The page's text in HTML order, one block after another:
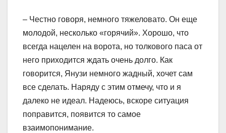
– Честно говоря, немного тяжеловато. Он еще
молодой, несколько «горячий». Хорошо, что
всегда нацелен на ворота, но толкового паса от
него приходится ждать очень долго. Как
говорится, Янузи немного жадный, хочет сам
все сделать. Наряду с этим отмечу, что и я
далеко не идеал. Надеюсь, вскоре ситуация
поправится, появится то самое
взаимопонимание.